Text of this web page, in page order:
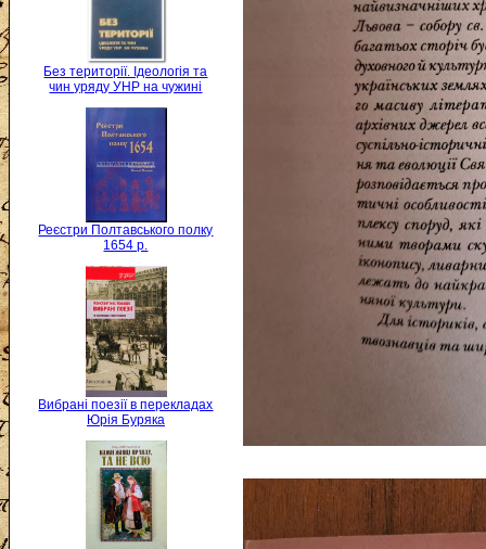
Без території. Ідеологія та
чин уряду УНР на чужині
Реєстри Полтавського полку
1654 р.
Вибрані поезії в перекладах
Юрія Буряка